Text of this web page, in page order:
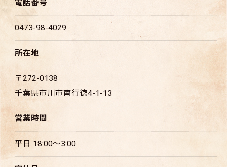
電話番号
0473-98-4029
所在地
〒272-0138
千葉県市川市南行徳4-1-13
営業時間
平日 18:00～3:00